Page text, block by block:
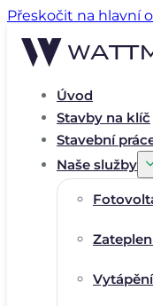
Přeskočit na hlavní
Úvod
Stavby na klíč
Stavební
Naše služby